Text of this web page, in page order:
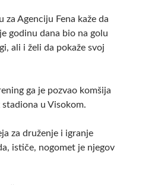
Agenciju Fena kaže da
godinu dana bio na golu
ali i želi da pokaže svoj
ga je pozvao komšija
u Visokom.
za druženje i igranje
ističe, nogomet je njegov